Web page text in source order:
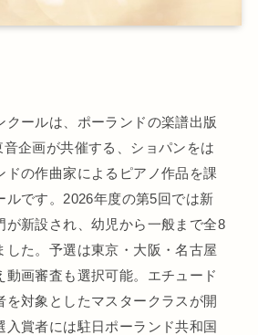
クールは、ポーランドの楽譜出版
企画が共催する、ショパンをは
ドの作曲家によるピアノ作品を課
ルです。2026年度の第5回では新
が新設され、幼児から一般まで全8
した。予選は東京・大阪・名古屋
動画審査も選択可能。エチュード
を対象としたマスタークラスが開
入賞者には駐日ポーランド共和国